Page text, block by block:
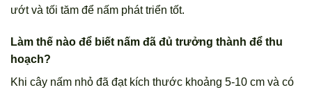
ướt và tối tăm để nấm phát triển tốt.
Làm thế nào để biết nấm đã đủ trưởng thành để thu
hoạch?
Khi cây nấm nhỏ đã đạt kích thước khoảng 5-10 cm và có